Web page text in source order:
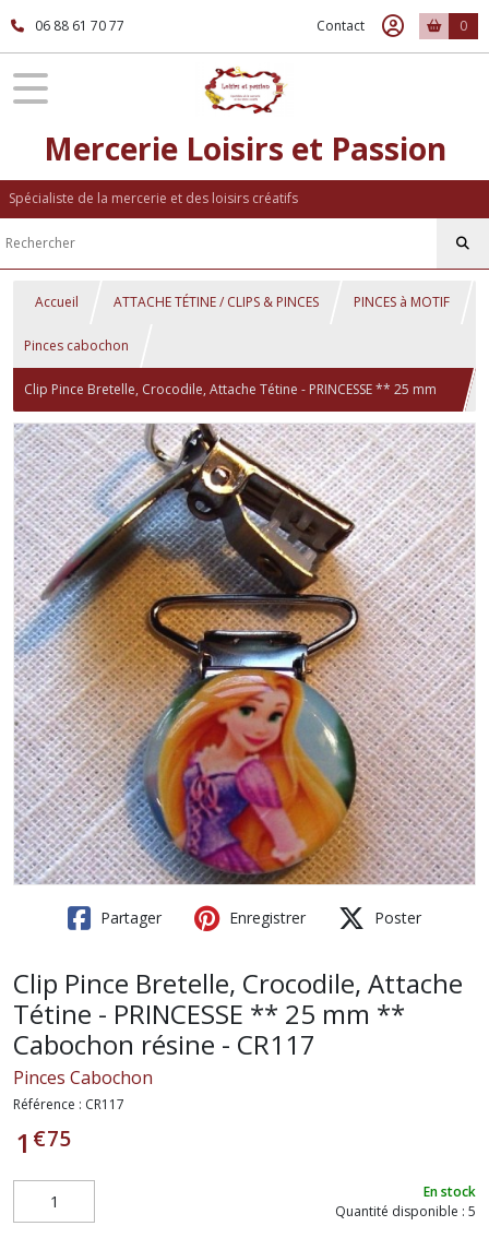
06 88 61 70 77 Contact 0
Mercerie Loisirs et Passion
Spécialiste de la mercerie et des loisirs créatifs
Accueil ATTACHE TÉTINE / CLIPS & PINCES PINCES à MOTIF
Pinces cabochon
Clip Pince Bretelle, Crocodile, Attache Tétine - PRINCESSE ** 25 mm
** Cabochon résine - CR117
Partager Enregistrer Poster
Clip Pince Bretelle, Crocodile, Attache
Tétine - PRINCESSE ** 25 mm **
Cabochon résine - CR117
Pinces Cabochon
Référence : CR117
1 €75
En stock
Quantité disponible : 5